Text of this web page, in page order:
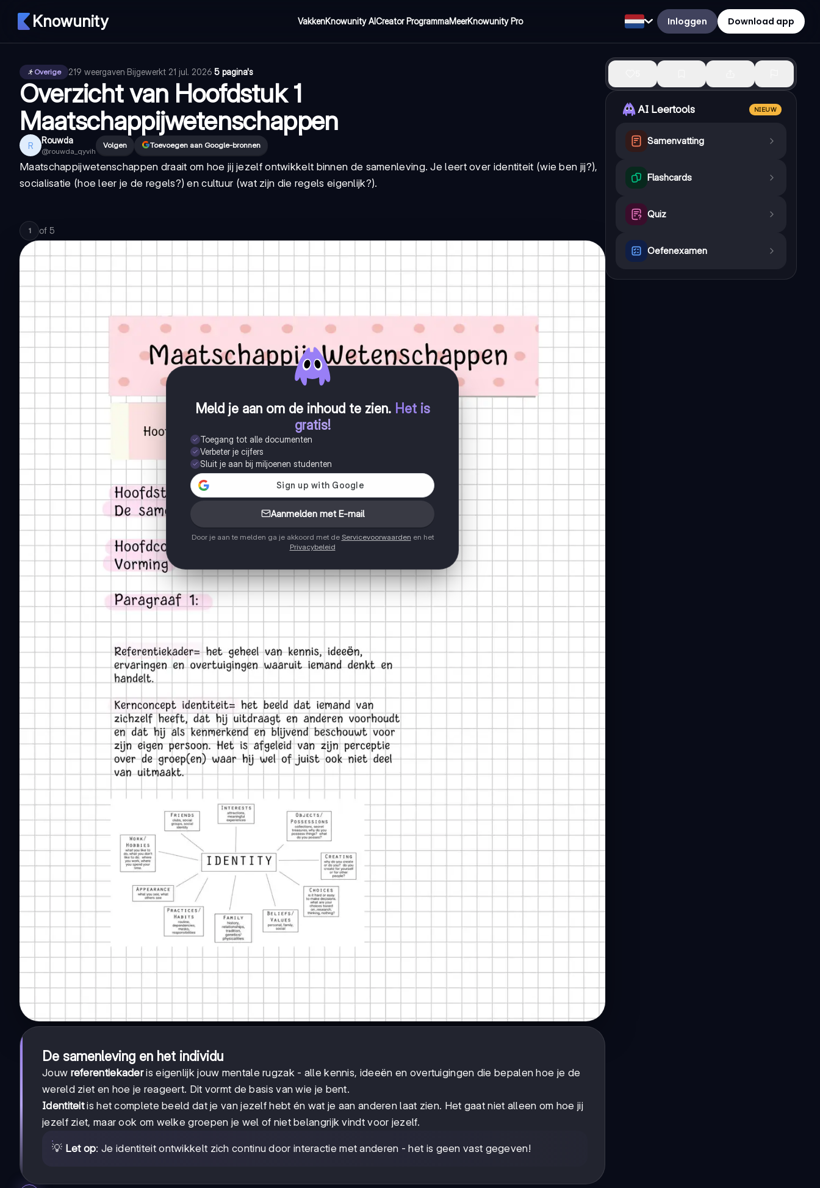
Knowunity VakkenKnowunity AICreator ProgrammaMeerKnowunity Pro Inloggen Download app
Overige 219 weergaven·Bijgewerkt 21 jul. 2026·5 pagina's
Overzicht van Hoofdstuk 1
Maatschappijwetenschappen
R Rouwda
@rouwda_qyvih
Volgen Toevoegen aan Google-bronnen
Maatschappijwetenschappen draait om hoe jij jezelf ontwikkelt binnen de samenleving. Je leert over identiteit (wie ben jij?),
socialisatie (hoe leer je de regels?) en cultuur (wat zijn die regels eigenlijk?).
1 of 5
Meld je aan om de inhoud te zien. Het is
gratis!
Toegang tot alle documenten
Verbeter je cijfers
Sluit je aan bij miljoenen studenten
Aanmelden met E-mail
Door je aan te melden ga je akkoord met de Servicevoorwaarden en het
Privacybeleid
De samenleving en het individu
Jouw referentiekaderis eigenlijk jouw mentale rugzak - alle kennis, ideeën en overtuigingen die bepalen hoe je de
wereld ziet en hoe je reageert. Dit vormt de basis van wie je bent.
Identiteitis het complete beeld dat je van jezelf hebt én wat je aan anderen laat zien. Het gaat niet alleen om hoe jij
jezelf ziet, maar ook om welke groepen je wel of niet belangrijk vindt voor jezelf.
💡 Let op: Je identiteit ontwikkelt zich continu door interactie met anderen - het is geen vast gegeven!
AI Leertools NIEUW
Samenvatting
Flashcards
Quiz
Oefenexamen